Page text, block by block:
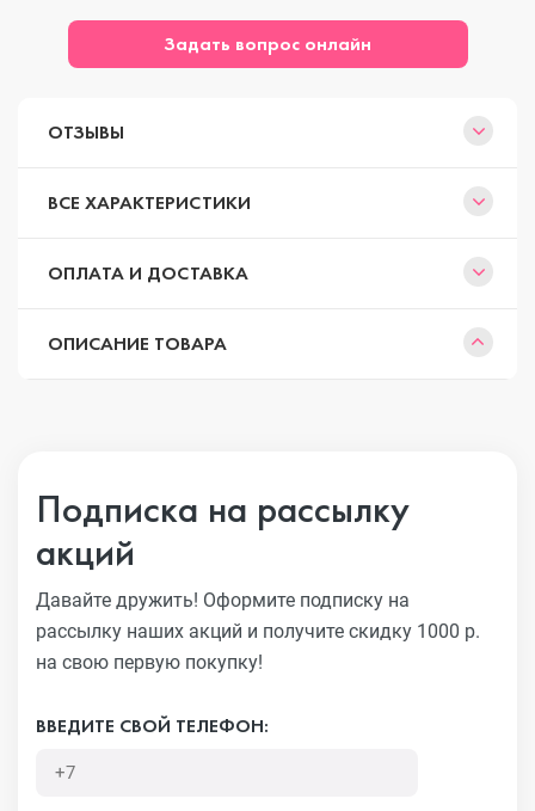
Задать вопрос онлайн
ОТЗЫВЫ
ВСЕ ХАРАКТЕРИСТИКИ
ОПЛАТА И ДОСТАВКА
ОПИСАНИЕ ТОВАРА
Подписка на рассылку
акций
Давайте дружить! Оформите подписку на
рассылку наших акций и получите скидку 1000 р.
на свою первую покупку!
ВВЕДИТЕ СВОЙ ТЕЛЕФОН: